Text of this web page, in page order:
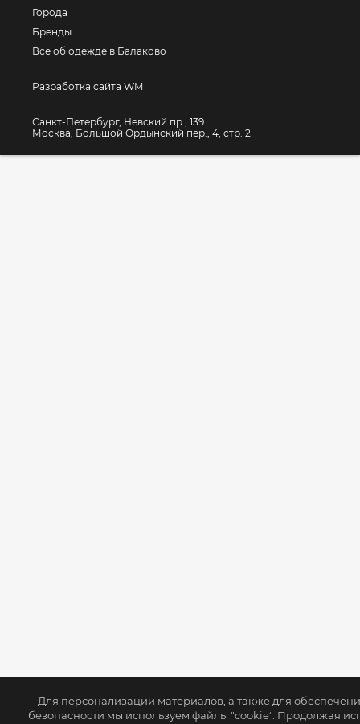
Для персонализации материалов, а также для
безопасности мы используем файлы "cookie". Продолжая
Города
Бренды
Все об одежде в Балаково
Разработка сайта WM
Санкт-Петербург, Невский пр., 139
Москва, Большой Ордынский пер., 4, стр. 2